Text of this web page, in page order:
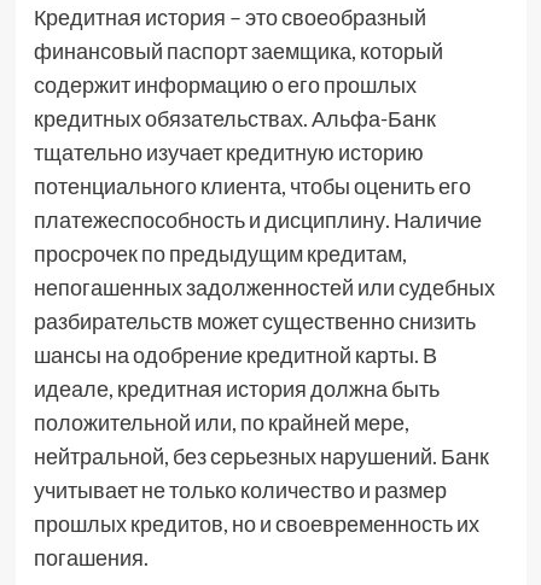
Кредитная история – это своеобразный
финансовый паспорт заемщика, который
содержит информацию о его прошлых
кредитных обязательствах. Альфа-Банк
тщательно изучает кредитную историю
потенциального клиента, чтобы оценить его
платежеспособность и дисциплину. Наличие
просрочек по предыдущим кредитам,
непогашенных задолженностей или судебных
разбирательств может существенно снизить
шансы на одобрение кредитной карты. В
идеале, кредитная история должна быть
положительной или, по крайней мере,
нейтральной, без серьезных нарушений. Банк
учитывает не только количество и размер
прошлых кредитов, но и своевременность их
погашения.